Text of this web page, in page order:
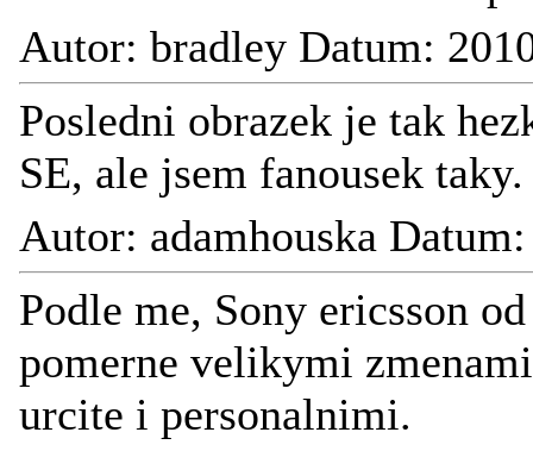
Autor: bradley Datum:
Posledni obrazek je tak
SE, ale jsem fanousek taky.
Autor: adamhouska
Podle me, Sony ericsson
pomerne velikymi
urcite i personalnimi.